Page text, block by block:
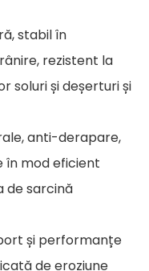
stabil în
rezistent la
soluri și deșerturi și
anti-derapare,
mod eficient
de sarcină
și performanțe
de eroziune